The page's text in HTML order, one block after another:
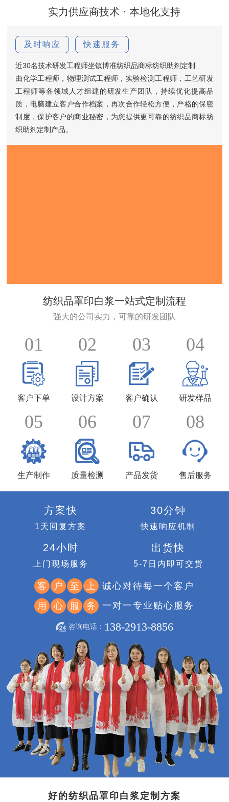
实力供应商技术 · 本地化支持
及时响应 快速服务
近30名技术研发工程师坐镇博准纺织品商标纺织助剂定制
由化学工程师，物理测试工程师，实验检测工程师，工艺研发
工程师等各领域人才组建的研发生产团队，持续优化提高品
质，电脑建立客户合作档案，再次合作轻松方便，严格的保密
制度，保护客户的商业秘密，为您提供更可靠的纺织品商标纺
织助剂定制产品。
纺织品罩印白浆一站式定制流程
强大的公司实力，可靠的研发团队
01
客户下单
02
设计方案
03
客户确认
04
研发样品
05
生产制作
06
质量检测
07
产品发货
08
售后服务
方案快
1天回复方案
30分钟
快速响应机制
24小时
上门现场服务
出货快
5-7日内即可交货
客 户 至 上
诚心对待每一个客户
用
心 服 务 一对一专业贴心服务
咨询电话： 138-2913-8856
好的纺织品罩印白浆定制方案